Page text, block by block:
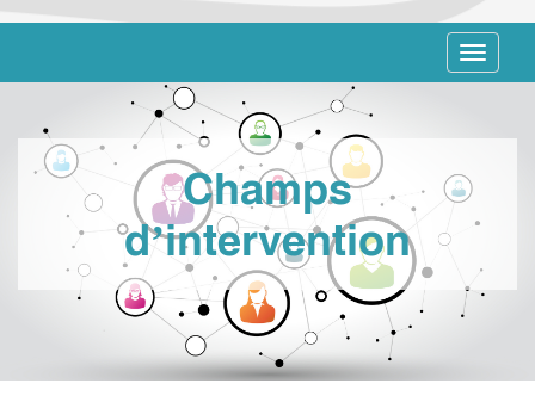
Toggle
Champs
d’intervention